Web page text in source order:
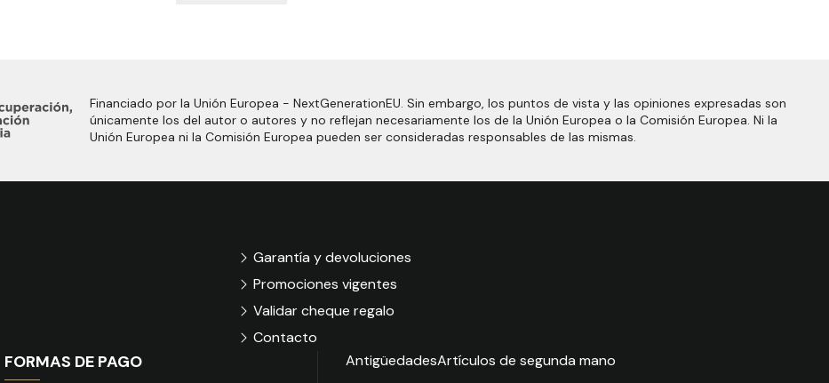
Financiado por la Unión Europea - NextGenerationEU. Sin embargo, los puntos de vista y las opiniones expresadas son
únicamente los del autor o autores y no reflejan necesariamente los de la Unión Europea o la Comisión Europea. Ni la
Unión Europea ni la Comisión Europea pueden ser consideradas responsables de las mismas.
FORMAS DE PAGO
Garantía y devoluciones
Promociones vigentes
Validar cheque regalo
Contacto
AntigüedadesArtículos de segunda mano